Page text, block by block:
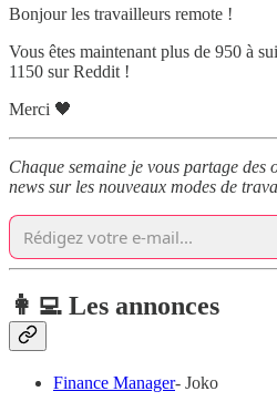
Bonjour les travailleurs remote !
Vous êtes maintenant plus de 950 à
1150 sur Reddit !
Merci 🖤
Chaque semaine je vous partage des
news sur les nouveaux modes de
👩‍💻 Les annonces
Finance Manager- Joko